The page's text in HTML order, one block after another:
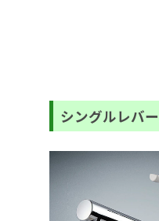
シングルレバ